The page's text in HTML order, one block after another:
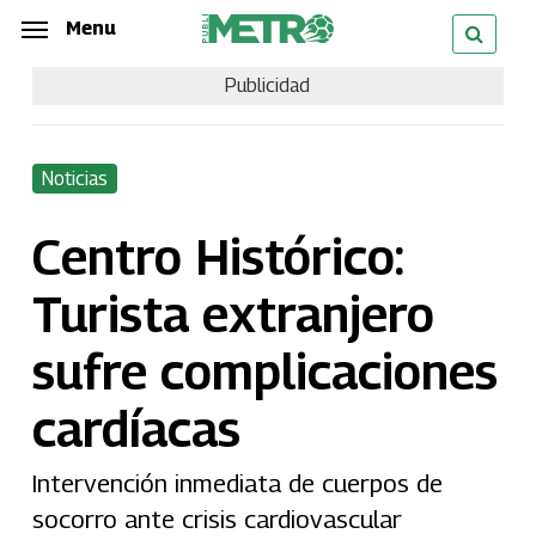
Skip
content
Menu
Publicidad
Noticias
Centro Histórico:
Turista extranjero
sufre complicaciones
cardíacas
Intervención inmediata de cuerpos de
socorro ante crisis cardiovascular
Menu